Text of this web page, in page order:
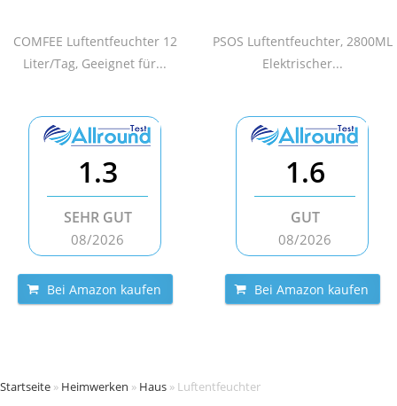
COMFEE Luftentfeuchter 12
Liter/Tag, Geeignet für...
PSOS Luftentfeuchter, 2800ML
Elektrischer...
1.3
SEHR GUT
08/2026
Bei Amazon kaufen
1.6
GUT
08/2026
Bei Amazon kaufen
Startseite » Heimwerken » Haus » Luftentfeuchter